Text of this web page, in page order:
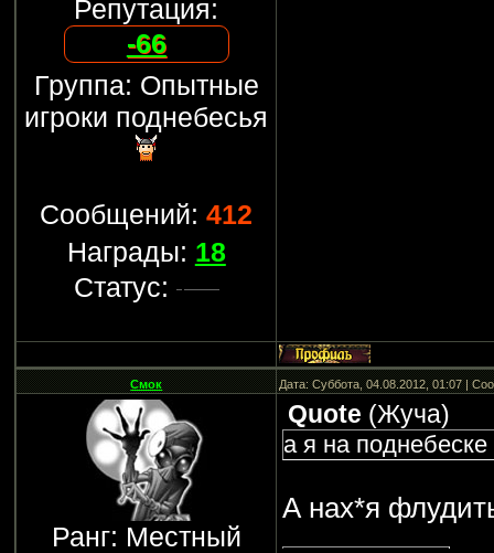
Репутация:
-66
Группа: Опытные
игроки поднебесья
Сообщений:412
Награды: 18
Статус:
Смок Дата: Суббота, 04.08.2012, 01:07 |
Ранг: Местный
Quote (Жуча)
а я на
А нах*я